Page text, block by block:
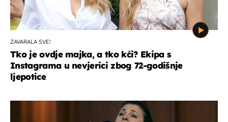
ZAVARALA SVE!
Tko je ovdje majka, a tko kći? Ekipa s
Instagrama u nevjerici zbog 72-godišnje
ljepotice